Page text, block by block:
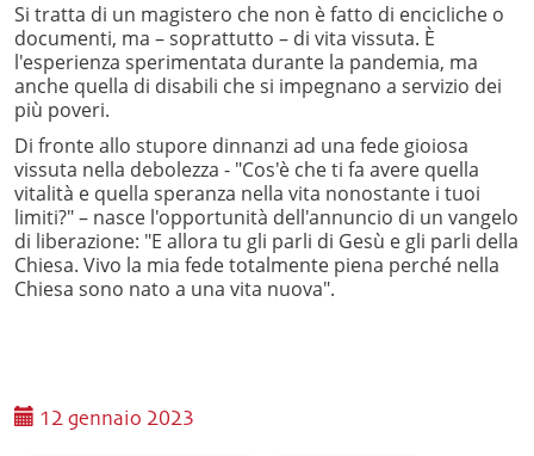
Si tratta di un magistero che non è fatto di encicliche o
documenti, ma – soprattutto – di vita vissuta. È
l'esperienza sperimentata durante la pandemia, ma
anche quella di disabili che si impegnano a servizio dei
più poveri.
Di fronte allo stupore dinnanzi ad una fede gioiosa
vissuta nella debolezza - "Cos'è che ti fa avere quella
vitalità e quella speranza nella vita nonostante i tuoi
limiti?" – nasce l'opportunità dell'annuncio di un vangelo
di liberazione: "E allora tu gli parli di Gesù e gli parli della
Chiesa. Vivo la mia fede totalmente piena perché nella
Chiesa sono nato a una vita nuova".
12 gennaio 2023